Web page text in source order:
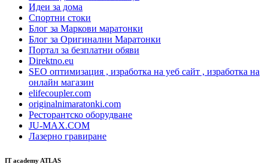
Идеи за дома
Спортни стоки
Блог за Маркови маратонки
Блог за Оригинални Маратонки
Портал за безплатни обяви
Direktno.eu
SEO оптимизация , изработка на уеб сайт , изработка на
онлайн магазин
elifecoupler.com
originalnimaratonki.com
Ресторантско оборудване
JU-MAX.COM
Лазерно гравиране
IT academy ATLAS